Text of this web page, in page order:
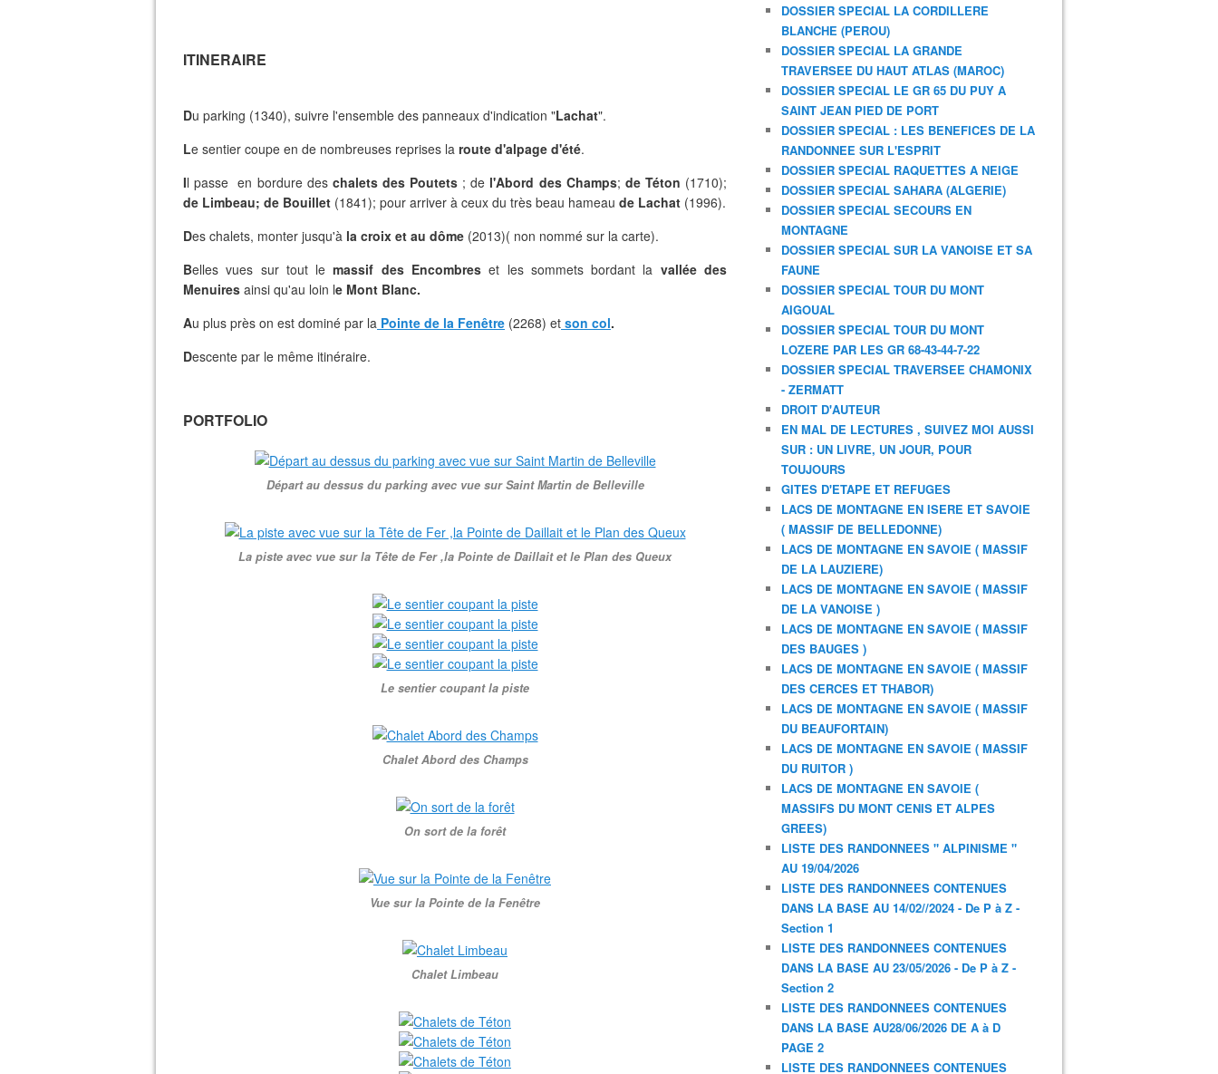
ITINERAIRE
Du parking (1340), suivre l'ensemble des panneaux d'indication "Lachat".
Le sentier coupe en de nombreuses reprises la route d'alpage d'été.
Il passe en bordure des chalets des Poutets ; de l'Abord des Champs; de Téton (1710);
de Limbeau; de Bouillet (1841); pour arriver à ceux du très beau hameau de Lachat (1996).
Des chalets, monter jusqu'à la croix et au dôme (2013)( non nommé sur la carte).
Belles vues sur tout lemassif des Encombres et les sommets bordant la vallée des
Menuires ainsi qu'au loin le Mont Blanc.
Au plus près on est dominé par la Pointe de la Fenêtre (2268) et son col.
Descente par le même itinéraire.
PORTFOLIO
Départ au dessus du parking avec vue sur Saint Martin de Belleville
La piste avec vue sur la Tête de Fer ,la Pointe de Daillait et le Plan des Queux
Le sentier coupant la piste
Chalet Abord des Champs
On sort de la forêt
Vue sur la Pointe de la Fenêtre
Chalet Limbeau
DOSSIER SPECIAL LA CORDILLERE
BLANCHE (PEROU)
DOSSIER SPECIAL LA GRANDE
TRAVERSEE DU HAUT ATLAS (MAROC)
DOSSIER SPECIAL LE GR 65 DU PUY A
SAINT JEAN PIED DE PORT
DOSSIER SPECIAL : LES BENEFICES DE LA
RANDONNEE SUR L'ESPRIT
DOSSIER SPECIAL RAQUETTES A NEIGE
DOSSIER SPECIAL SAHARA (ALGERIE)
DOSSIER SPECIAL SECOURS EN
MONTAGNE
DOSSIER SPECIAL SUR LA VANOISE ET SA
FAUNE
DOSSIER SPECIAL TOUR DU MONT
AIGOUAL
DOSSIER SPECIAL TOUR DU MONT
LOZERE PAR LES GR 68-43-44-7-22
DOSSIER SPECIAL TRAVERSEE CHAMONIX
- ZERMATT
DROIT D'AUTEUR
EN MAL DE LECTURES , SUIVEZ MOI AUSSI
SUR : UN LIVRE, UN JOUR, POUR
TOUJOURS
GITES D'ETAPE ET REFUGES
LACS DE MONTAGNE EN ISERE ET SAVOIE
( MASSIF DE BELLEDONNE)
LACS DE MONTAGNE EN SAVOIE ( MASSIF
DE LA LAUZIERE)
LACS DE MONTAGNE EN SAVOIE ( MASSIF
DE LA VANOISE )
LACS DE MONTAGNE EN SAVOIE ( MASSIF
DES BAUGES )
LACS DE MONTAGNE EN SAVOIE ( MASSIF
DES CERCES ET THABOR)
LACS DE MONTAGNE EN SAVOIE ( MASSIF
DU BEAUFORTAIN)
LACS DE MONTAGNE EN SAVOIE ( MASSIF
DU RUITOR )
LACS DE MONTAGNE EN SAVOIE (
MASSIFS DU MONT CENIS ET ALPES
GREES)
LISTE DES RANDONNEES " ALPINISME "
AU 19/04/2026
LISTE DES RANDONNEES CONTENUES
DANS LA BASE AU 14/02//2024 - De P à Z -
Section 1
LISTE DES RANDONNEES CONTENUES
DANS LA BASE AU 23/05/2026 - De P à Z -
Section 2
LISTE DES RANDONNEES CONTENUES
DANS LA BASE AU28/06/2026 DE A à D
PAGE 2
LISTE DES RANDONNEES CONTENUES